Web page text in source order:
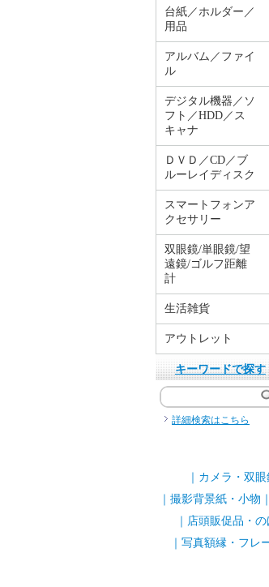
台紙／ホルダー／
用品
アルバム／ファイ
ル
デジタル機器／ソ
フト／HDD／ス
キャナ
ＤＶＤ／CD／ブ
ルーレイディスク
スマートフォンア
クセサリー
双眼鏡/単眼鏡/望
遠鏡/ゴルフ距離
計
生活雑貨
アウトレット
キーワードで探す
詳細検索はこちら
カメラ・双眼
撮影背景紙・小物
店頭販促品・の
写真額縁・フレ